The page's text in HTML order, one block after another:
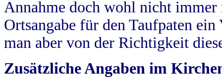
Annahme doch wohl nicht
Ortsangabe für den Taufpaten
man aber von der Richtigkeit
Zusätzliche Angaben im